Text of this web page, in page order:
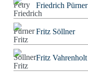
Friedrich Pürner
Fritz Söllner
Fritz Vahrenholt